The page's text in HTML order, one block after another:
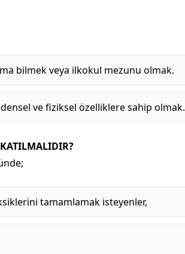
bilmek veya ilkokul mezunu olmak.
ve fiziksel özelliklere sahip olmak.
tamamlamak isteyenler,